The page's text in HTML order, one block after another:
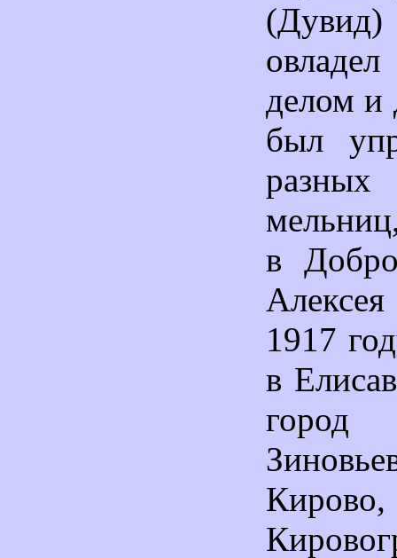
делом и
был
в
1917
в
город